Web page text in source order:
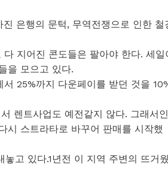
은행의 문턱, 무역전쟁으로 인한 철
지어진 콘도들은 팔아야 한다. 세일
을 모으고 있다.
25%까지 다운페이를 받던 것을
렌트사업도 예전같지 않다. 그래서인
시 스트라타로 바꾸어 판매를 시작했
고 있다.1년전 이 지역 주변의 뜨거웠